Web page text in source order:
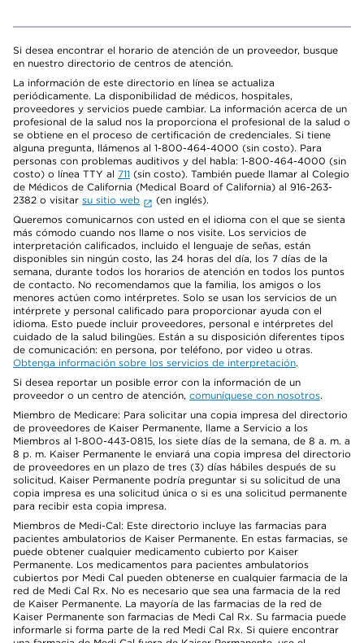
Si desea encontrar el horario de atención de un proveedor, busque
en nuestro directorio de centros de atención.
La información de este directorio en línea se actualiza
periódicamente. La disponibilidad de médicos, hospitales,
proveedores y servicios puede cambiar. La información acerca de un
profesional de la salud nos la proporciona el profesional de la salud o
se obtiene en el proceso de certificación de credenciales. Si tiene
alguna pregunta, llámenos al 1-800-464-4000 (sin costo). Para
personas con problemas auditivos y del habla: 1-800-464-4000 (sin
costo) o línea TTY al 711 (sin costo). También puede llamar al Colegio
de Médicos de California (Medical Board of California) al 916-263-
2382 o visitar su sitio web
(en inglés).
Queremos comunicarnos con usted en el idioma con el que se sienta
más cómodo cuando nos llame o nos visite. Los servicios de
interpretación calificados, incluido el lenguaje de señas, están
disponibles sin ningún costo, las 24 horas del día, los 7 días de la
semana, durante todos los horarios de atención en todos los puntos
de contacto. No recomendamos que la familia, los amigos o los
menores actúen como intérpretes. Solo se usan los servicios de un
intérprete y personal calificado para proporcionar ayuda con el
idioma. Esto puede incluir proveedores, personal e intérpretes del
cuidado de la salud bilingües. Están a su disposición diferentes tipos
de comunicación: en persona, por teléfono, por video u otras.
Obtenga información sobre los servicios de interpretación.
Si desea reportar un posible error con la información de un
proveedor o un centro de atención, comuníquese con nosotros.
Miembro de Medicare: Para solicitar una copia impresa del directorio
de proveedores de Kaiser Permanente, llame a Servicio a los
Miembros al 1-800-443-0815, los siete días de la semana, de 8 a. m. a
8 p. m. Kaiser Permanente le enviará una copia impresa del directorio
de proveedores en un plazo de tres (3) días hábiles después de su
solicitud. Kaiser Permanente podría preguntar si su solicitud de una
copia impresa es una solicitud única o si es una solicitud permanente
para recibir esta copia impresa.
Miembros de Medi-Cal: Este directorio incluye las farmacias para
pacientes ambulatorios de Kaiser Permanente. En estas farmacias, se
puede obtener cualquier medicamento cubierto por Kaiser
Permanente. Los medicamentos para pacientes ambulatorios
cubiertos por Medi Cal pueden obtenerse en cualquier farmacia de la
red de Medi Cal Rx. No es necesario que sea una farmacia de la red
de Kaiser Permanente. La mayoría de las farmacias de la red de
Kaiser Permanente son farmacias de Medi Cal Rx. Su farmacia puede
informarle si forma parte de la red Medi Cal Rx. Si quiere encontrar